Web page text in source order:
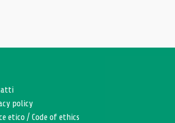
policy
etico /Code of ethics